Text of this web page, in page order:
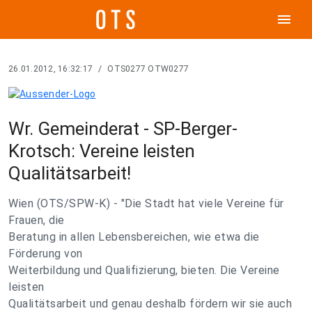
menu
26.01.2012, 16:32:17 / OTS0277 OTW0277
Wr. Gemeinderat - SP-Berger-
Krotsch: Vereine leisten
Qualitätsarbeit!
Wien (OTS/SPW-K) - "Die Stadt hat viele Vereine für
Frauen, die
Beratung in allen Lebensbereichen, wie etwa die
Förderung von
Weiterbildung und Qualifizierung, bieten. Die Vereine
leisten
Qualitätsarbeit und genau deshalb fördern wir sie auch